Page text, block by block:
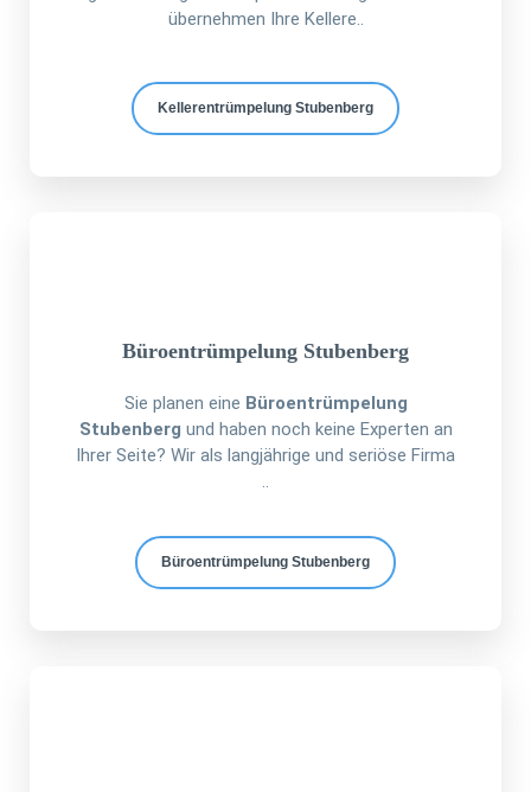
übernehmen Ihre Kellere..
Kellerentrümpelung Stubenberg
Büroentrümpelung Stubenberg
Sie planen eine Büroentrümpelung
Stubenberg und haben noch keine Experten an
Ihrer Seite? Wir als langjährige und seriöse Firma
..
Büroentrümpelung Stubenberg